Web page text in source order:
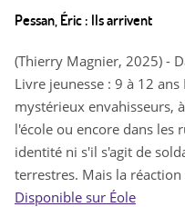
Pessan, Éric : Ils arrivent
(Thierry Magnier, 2025) -
Livre jeunesse : 9 à 12
mystérieux envahisseurs,
l'école ou encore dans les
identité ni s'il s'agit de
terrestres. Mais la
Disponible sur Éole